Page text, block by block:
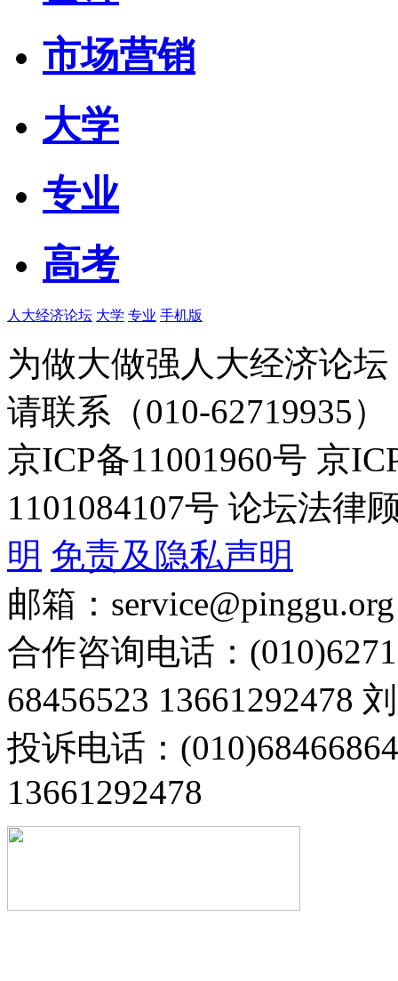
市场营销
大学
专业
高考
人大经济论坛 大学 专业 手机版
为做大做强人大经济论
请联系（010-62719935）
京ICP备11001960号 京
1101084107号 论坛法律
明 免责及隐私声明
邮箱：service@pinggu.org
合作咨询电话：
68456523 13661292478
投诉电话：
13661292478